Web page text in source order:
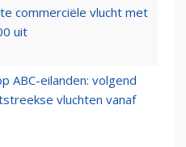
commerciële vlucht met
uit
ABC-eilanden: volgend
vluchten vanaf